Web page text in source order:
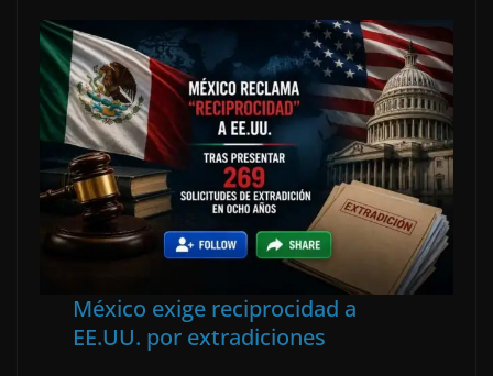
México exige reciprocidad a
EE.UU. por extradiciones